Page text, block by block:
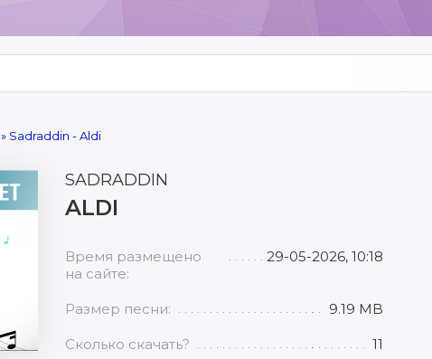
» Sadraddin - Aldi
SADRADDIN
ALDI
Время размещено
на сайте:
29-05-2026, 10:18
Размер песни: 9.19 MB
Сколько скачать? 11